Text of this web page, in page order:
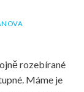
rozebírané
Máme je